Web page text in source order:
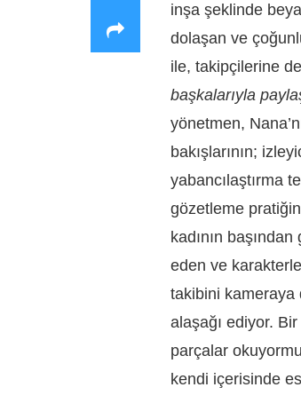
inşa şeklinde
dolaşan ve
ile, takipçilerine
başkalarıyla
yönetmen,
bakışlarının;
yabancılaştırma
gözetleme
kadının
eden ve
takibini kameraya
alaşağı ediyor.
parçalar
kendi içerisinde